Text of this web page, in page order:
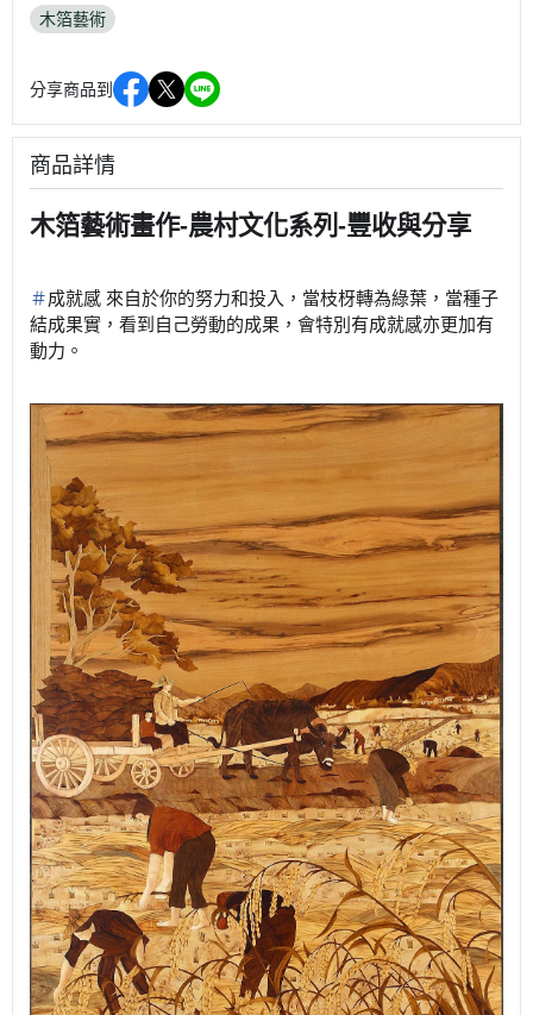
木箔藝術
分享商品到
商品詳情
木箔藝術畫作-農村文化系列-豐收與分享
＃成就感 來自於你的努力和投入，當枝枒轉為綠葉，當種子
結成果實，看到自己勞動的成果，會特別有成就感亦更加有
動力。